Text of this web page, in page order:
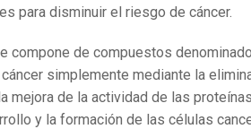
para disminuir el riesgo de cáncer.
compone de compuestos
simplemente mediante la
mejora de la actividad de las
y la formación de las células